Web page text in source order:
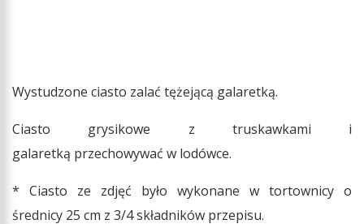
Wystudzone ciasto zalać tężejącą galaretką.
Ciasto grysikowe z truskawkami i
galaretką przechowywać w lodówce.
* Ciasto ze zdjęć było wykonane w tortownicy o
średnicy 25 cm z 3/4 składników przepisu.